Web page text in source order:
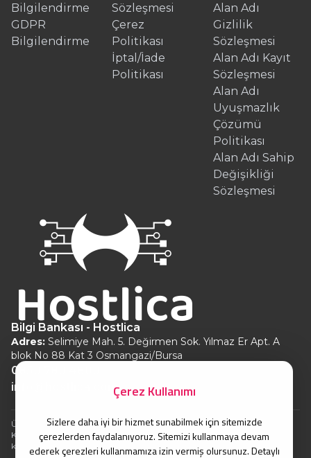
Bilgilendirme
GDPR
Bilgilendirme
Sözleşmesi
Çerez
Politikası
İptal/İade
Politikası
Alan Adı
Gizlilik
Sözleşmesi
Alan Adı Kayıt
Sözleşmesi
Alan Adı
Uyuşmazlık
Çözümü
Politikası
Alan Adı Sahip
Değişikliği
Sözleşmesi
Bilgi Bankası - Hostlica
Adres: Selimiye Mah. 5. Değirmen Sok. Yılmaz Er Apt. A
blok No 88 Kat 3 Osmangazi/Bursa
0850 780 4800
info@hostlica.com
Ürünlerin TL fiyatları güncel kur üzerinden hesaplanır.
Kur işlemleri nedeniyle oluşabilecek fiyat farklılıkları için sorumluluk
kabul edilmez.
Çerez Kullanımı
Sizlere daha iyi bir hizmet sunabilmek için sitemizde
çerezlerden faydalanıyoruz. Sitemizi kullanmaya devam
ederek çerezleri kullanmamıza izin vermiş olursunuz. Detaylı